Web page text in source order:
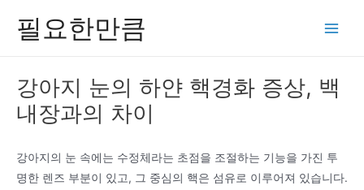
필요한만큼
강아지 눈의 하얀 핵경화 증상, 백
내장과의 차이
강아지의 눈 속에는 수정체라는 초점을 조절하는 기능을 가진 투
명한 렌즈 부분이 있고, 그 중심의 핵은 섬유로 이루어져 있습니다.